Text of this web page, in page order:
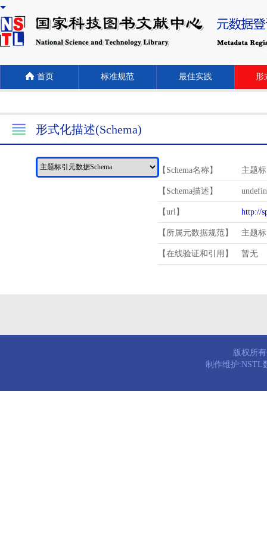
首页 标准规范 最佳实践 形
形式化描述(Schema)
【Schema名称】 主题
【Schema描述】
【url】 http://
【所属元数据规范】 主题
【在线验证和引用】 暂无
版权所
制作维护:NSTL